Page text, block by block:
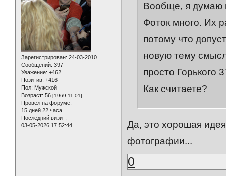
Зарегистрирован: 24-03-2010
Сообщений: 397
Уважение: +462
Позитив: +416
Пол: Мужской
Возраст: 56 [1969-11-01]
Провел на форуме:
15 дней 22 часа
Последний визит:
03-05-2026 17:52:44
Вообще, я думаю
Фоток много. Их
потому что
новую тему
просто Горького
Как считаете?
Да, это хорошая
фотографии...
0